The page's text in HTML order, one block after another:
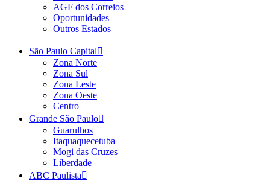
AGF dos Correios
Oportunidades
Outros Estados
São Paulo Capital
Zona Norte
Zona Sul
Zona Leste
Zona Oeste
Centro
Grande São Paulo
Guarulhos
Itaquaquecetuba
Mogi das Cruzes
Liberdade
ABC Paulista